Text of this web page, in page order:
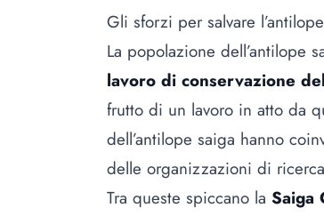
Gli sforzi per salvare
La popolazione dell’antilope
lavoro di conservazione
frutto di un lavoro in atto da
dell’antilope saiga hanno
delle organizzazioni di
Tra queste spiccano la Saiga